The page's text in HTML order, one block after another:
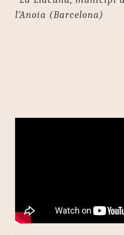
l’Anoia (Barcelona)